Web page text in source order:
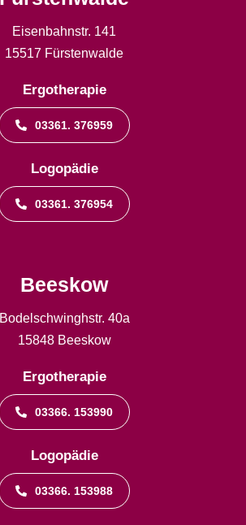
Eisenbahnstr. 141
15517 Fürstenwalde
Ergotherapie
03361. 376959
Logopädie
03361. 376954
Beeskow
Bodelschwinghstr. 40a
15848 Beeskow
Ergotherapie
03366. 153990
Logopädie
03366. 153988